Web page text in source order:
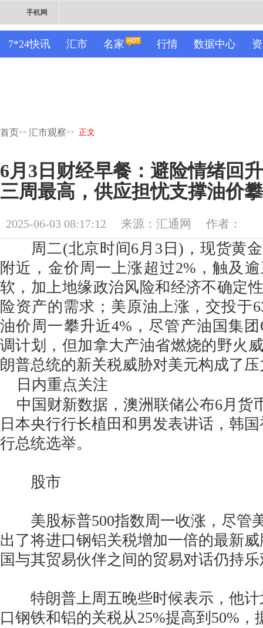
手机网
7*24快讯 汇市 名家 行情 数据中心
首页>> 汇市观察>> 正文
6月3日财经早餐：避险情绪回
三周最高，供应担忧支撑油价
2025-06-03 08:17:12 来源：汇通网 作者：
周二(北京时间6月3日)，现货黄金
附近，金价周一上涨超过2%，触及
软，加上地缘政治风险和经济不确定
险资产的需求；美原油上涨，交投于
油价周一攀升近4%，尽管产油国集团
调计划，但加拿大产油省燃烧的野火
朗普总统的新关税威胁对美元构成了
日内重点关注
中国财新数据，澳洲联储公布6月货
日本央行行长植田和男发表讲话，韩
行总统选举。
股市
美股标普500指数周一收涨，尽管
出了将进口钢铝关税增加一倍的最新
国与其贸易伙伴之间的贸易对话仍持
特朗普上周五晚些时候表示，他计
口钢铁和铝的关税从25%提高到50%，